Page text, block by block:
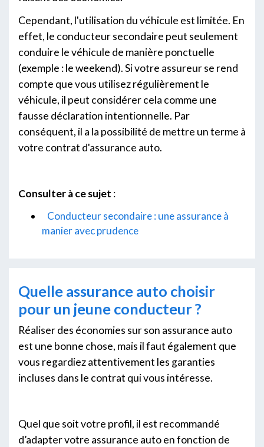
Cependant, l'utilisation du véhicule est limitée. En
effet, le conducteur secondaire peut seulement
conduire le véhicule de manière ponctuelle
(exemple : le weekend). Si votre assureur se rend
compte que vous utilisez régulièrement le
véhicule, il peut considérer cela comme une
fausse déclaration intentionnelle. Par
conséquent, il a la possibilité de mettre un terme à
votre contrat d'assurance auto.
Consulter à ce sujet :
Conducteur secondaire : une assurance à
manier avec prudence
Quelle assurance auto choisir
pour un jeune conducteur ?
Réaliser des économies sur son assurance auto
est une bonne chose, mais il faut également que
vous regardiez attentivement les garanties
incluses dans le contrat qui vous intéresse.
Quel que soit votre profil, il est recommandé
d’adapter votre assurance auto en fonction de